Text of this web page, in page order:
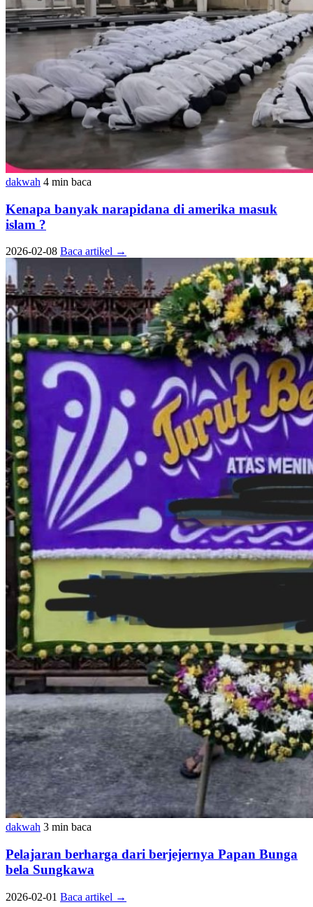
dakwah 4 min baca
Kenapa banyak narapidana di amerika masuk
islam ?
2026-02-08 Baca artikel →
dakwah 3 min baca
Pelajaran berharga dari berjejernya Papan Bunga
bela Sungkawa
2026-02-01 Baca artikel →